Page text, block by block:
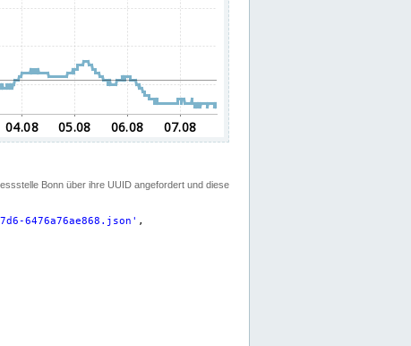
Bonn über ihre UUID angefordert und diese
6476a76ae868.json ' ,